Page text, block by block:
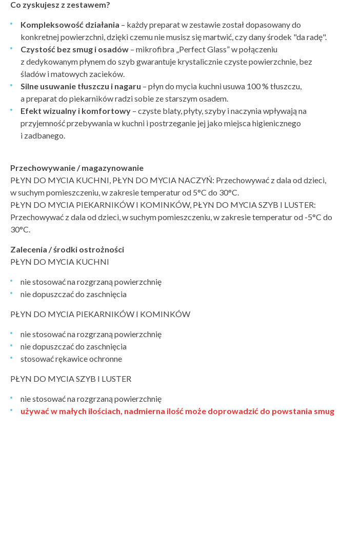
Co zyskujesz z zestawem?
Kompleksowość działania – każdy preparat w zestawie został dopasowany do
konkretnej powierzchni, dzięki czemu nie musisz się martwić, czy dany środek "da radę".
Czystość bez smug i osadów – mikrofibra „Perfect Glass” w połączeniu
z dedykowanym płynem do szyb gwarantuje krystalicznie czyste powierzchnie, bez
śladów i matowych zacieków.
Silne usuwanie tłuszczu i nagaru – płyn do mycia kuchni usuwa 100 % tłuszczu,
a preparat do piekarników radzi sobie ze starszym osadem.
Efekt wizualny i komfortowy – czyste blaty, płyty, szyby i naczynia wpływają na
przyjemność przebywania w kuchni i postrzeganie jej jako miejsca higienicznego
i zadbanego.
Przechowywanie / magazynowanie
PŁYN DO MYCIA KUCHNI, PŁYN DO MYCIA NACZYŃ: Przechowywać z dala od dzieci,
w suchym pomieszczeniu, w zakresie temperatur od 5°C do 30°C.
PŁYN DO MYCIA PIEKARNIKÓW I KOMINKÓW, PŁYN DO MYCIA SZYB I LUSTER:
Przechowywać z dala od dzieci, w suchym pomieszczeniu, w zakresie temperatur od -5°C do
30°C.
Zalecenia / środki ostrożności
PŁYN DO MYCIA KUCHNI
nie stosować na rozgrzaną powierzchnię
nie dopuszczać do zaschnięcia
PŁYN DO MYCIA PIEKARNIKÓW I KOMINKÓW
nie stosować na rozgrzaną powierzchnię
nie dopuszczać do zaschnięcia
stosować rękawice ochronne
PŁYN DO MYCIA SZYB I LUSTER
nie stosować na rozgrzaną powierzchnię
używać w małych ilościach, nadmierna ilość może doprowadzić do powstania smug